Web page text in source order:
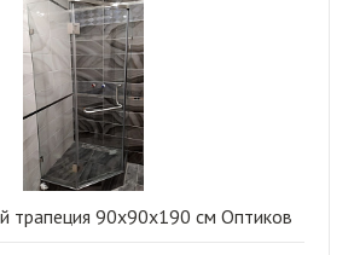
трапеция 90x90x190 см Оптиков